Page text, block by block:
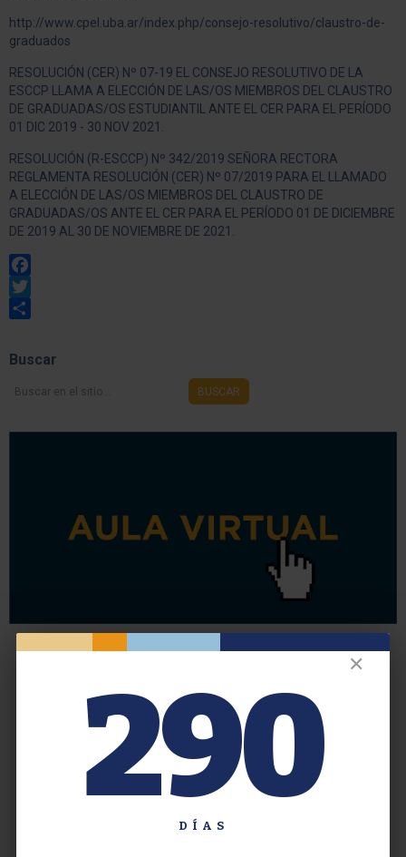
http://www.cpel.uba.ar/index.php/consejo-resolutivo/claustro-de-
graduados
RESOLUCIÓN (CER) Nº 07-19 EL CONSEJO RESOLUTIVO DE LA
ESCCP LLAMA A ELECCIÓN DE LAS/OS MIEMBROS DEL CLAUSTRO
DE GRADUADAS/OS ESTUDIANTIL ANTE EL CER PARA EL PERÍODO
01 DIC 2019 - 30 NOV 2021.
RESOLUCIÓN (R-ESCCP) Nº 342/2019 SEÑORA RECTORA
REGLAMENTA RESOLUCIÓN (CER) Nº 07/2019 PARA EL LLAMADO
A ELECCIÓN DE LAS/OS MIEMBROS DEL CLAUSTRO DE
GRADUADAS/OS ANTE EL CER PARA EL PERÍODO 01 DE DICIEMBRE
DE 2019 AL 30 DE NOVIEMBRE DE 2021.
Facebook
Twitter
Buscar
Buscar
BUSCAR
✕
290
DÍAS